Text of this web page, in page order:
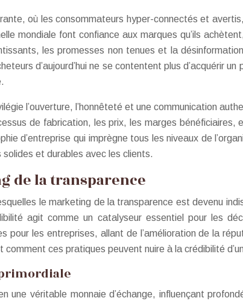
où les consommateurs hyper-connectés et
mondiale font confiance aux marques qu’ils
les promesses non tenues et la
d’aujourd’hui ne se contentent plus d’acquérir
l’ouverture, l’honnêteté et une communication
de fabrication, les prix, les marges
d’entreprise qui imprègne tous les niveaux de
et durables avec les clients.
de la transparence
le marketing de la transparence est devenu
agit comme un catalyseur essentiel pour les
pour les entreprises, allant de l’amélioration de la
ces pratiques peuvent nuire à la crédibilité
une véritable monnaie d’échange, influençant